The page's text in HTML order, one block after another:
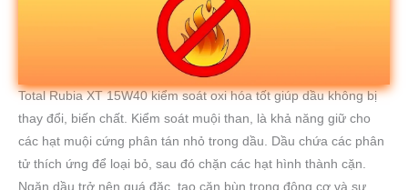
Total Rubia XT 15W40 kiểm soát oxi hóa tốt giúp dầu không bị
thay đổi, biến chất. Kiểm soát muội than, là khả năng giữ cho
các hạt muội cứng phân tán nhỏ trong dầu. Dầu chứa các phân
tử thích ứng để loại bỏ, sau đó chặn các hạt hình thành cặn.
Ngăn dầu trở nên quá đặc, tạo cặn bùn trong động cơ và sự